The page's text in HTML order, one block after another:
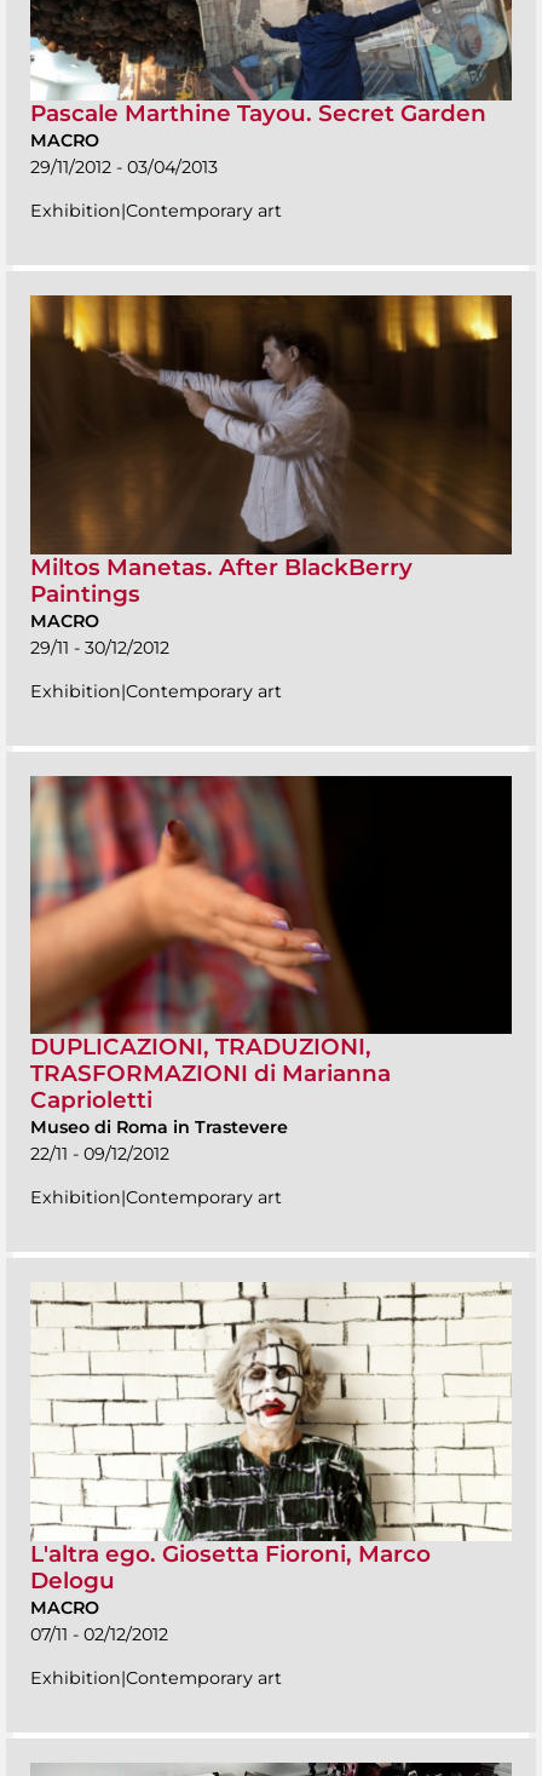
Pascale Marthine Tayou. Secret Garden
MACRO
29/11/2012 - 03/04/2013
Exhibition|Contemporary art
Miltos Manetas. After BlackBerry
Paintings
MACRO
29/11 - 30/12/2012
Exhibition|Contemporary art
DUPLICAZIONI, TRADUZIONI,
TRASFORMAZIONI di Marianna
Caprioletti
Museo di Roma in Trastevere
22/11 - 09/12/2012
Exhibition|Contemporary art
L'altra ego. Giosetta Fioroni, Marco
Delogu
MACRO
07/11 - 02/12/2012
Exhibition|Contemporary art